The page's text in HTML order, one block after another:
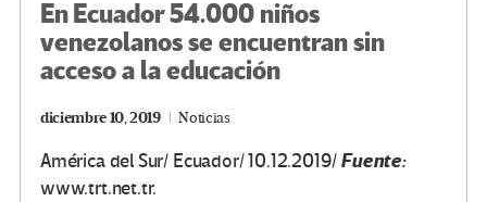
En Ecuador 54.000 niños
venezolanos se encuentran sin
acceso a la educación
diciembre 10, 2019 Noticias
América del Sur/ Ecuador/ 10.12.2019/Fuente:
www.trt.net.tr.